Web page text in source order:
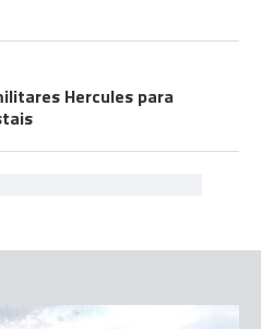
Hercules para